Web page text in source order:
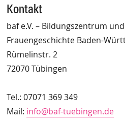
Kontakt
baf e.V. – Bildungszentrum
Frauengeschichte Baden-
Rümelinstr. 2
72070 Tübingen
Tel.: 07071 369 349
Mail: info@baf-tuebingen.de